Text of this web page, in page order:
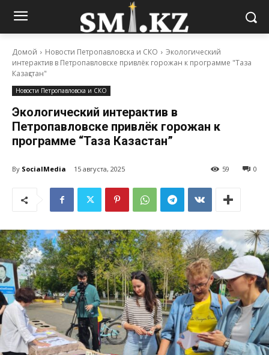
Домой Новости Петропавловска и СКО
Экологический
интерактив в Петропавловске привлёк горожан к программе "Таза
Казақстан"
Новости Петропавловска и СКО
Экологический интерактив в
Петропавловске привлёк горожан к
программе “Таза Казақстан”
By SocialMedia 15 августа, 2025 0
59